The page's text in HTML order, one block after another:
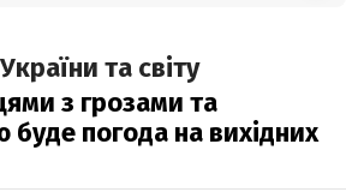
та світу
з грозами та
погода на вихідних